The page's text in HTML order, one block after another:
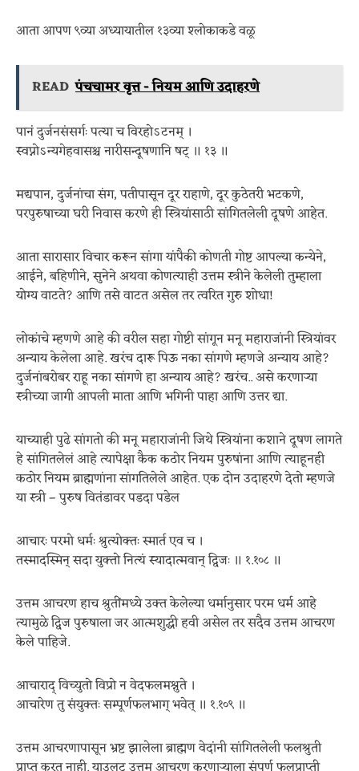
आता आपण ९व्या अध्यायातील १३व्या श्लोकाकडे वळू
READ पंचचामर वृत्त - नियम आणि उदाहरणे
पानं दुर्जनसंसर्गः पत्या च विरहोऽटनम् ।
स्वप्नोऽन्यगेहवासश्च नारीसन्दूषणानि षट् ॥ १३ ॥
मद्यपान, दुर्जनांचा संग, पतीपासून दूर राहाणे, दूर कुठेतरी भटकणे,
परपुरुषाच्या घरी निवास करणे ही स्त्रियांसाठी सांगितलेली दूषणे आहेत.
आता सारासार विचार करून सांगा यांपैकी कोणती गोष्ट आपल्या कन्येने,
आईने, बहिणीने, सुनेने अथवा कोणत्याही उत्तम स्त्रीने केलेली तुम्हाला
योग्य वाटते? आणि तसे वाटत असेल तर त्वरित गुरु शोधा!
लोकांचे म्हणणे आहे की वरील सहा गोष्टी सांगून मनू महाराजांनी स्त्रियांवर
अन्याय केलेला आहे. खरंच दारू पिऊ नका सांगणे म्हणजे अन्याय आहे?
दुर्जनांबरोबर राहू नका सांगणे हा अन्याय आहे? खरंच.. असे करणाऱ्या
स्त्रीच्या जागी आपली माता आणि भगिनी पाहा आणि उत्तर द्या.
याच्याही पुढे सांगतो की मनू महाराजांनी जिथे स्त्रियांना कशाने दूषण लागते
हे सांगितलेलं आहे त्यापेक्षा कैक कठोर नियम पुरुषांना आणि त्याहूनही
कठोर नियम ब्राह्मणांना सांगतिलेले आहेत. एक दोन उदाहरणे देतो म्हणजे
या स्त्री – पुरुष वितंडावर पडदा पडेल
आचारः परमो धर्मः श्रुत्योक्तः स्मार्त एव च ।
तस्मादस्मिन् सदा युक्तो नित्यं स्यादात्मवान् द्विजः ॥ १.१०८ ॥
उत्तम आचरण हाच श्रुतींमध्ये उक्त केलेल्या धर्मानुसार परम धर्म आहे
त्यामुळे द्विज पुरुषाला जर आत्मशुद्धी हवी असेल तर सदैव उत्तम आचरण
केले पाहिजे.
आचाराद् विच्युतो विप्रो न वेदफलमश्नुते ।
आचारेण तु संयुक्तः सम्पूर्णफलभाग् भवेत् ॥ १.१०९ ॥
उत्तम आचरणापासून भ्रष्ट झालेला ब्राह्मण वेदांनी सांगितलेली फलश्रुती